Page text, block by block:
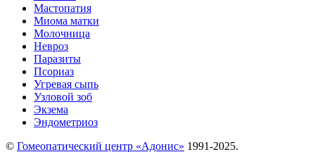
Мастопатия
Миома матки
Молочница
Невроз
Паразиты
Псориаз
Угревая сыпь
Узловой зоб
Экзема
Эндометриоз
© Гомеопатический центр «Адонис» 1991-2025.